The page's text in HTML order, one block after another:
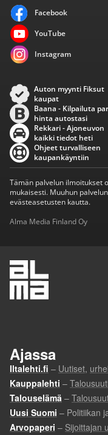
Facebook
YouTube
Instagram
Auton myynti Fiksut
kaupat
Baana - Kilpailuta
hinta autostasi
Rekkari - Ajoneuvon
kaikki tiedot heti
Ohjeet turvalliseen
kaupankäyntiin
Tämän palvelun ilmoitukset
mukaisesti. Muuhun
evästeasetusten kautta.
Alma Media Finland Oy